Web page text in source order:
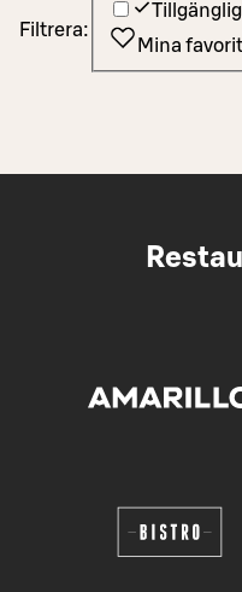
Filtrera:
Tillgänglig
Mina